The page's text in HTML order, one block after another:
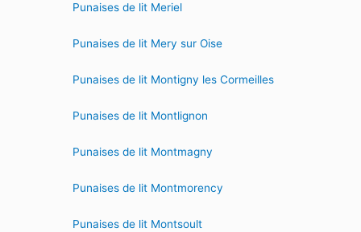
Punaises de lit Meriel
Punaises de lit Mery sur Oise
Punaises de lit Montigny les Cormeilles
Punaises de lit Montlignon
Punaises de lit Montmagny
Punaises de lit Montmorency
Punaises de lit Montsoult